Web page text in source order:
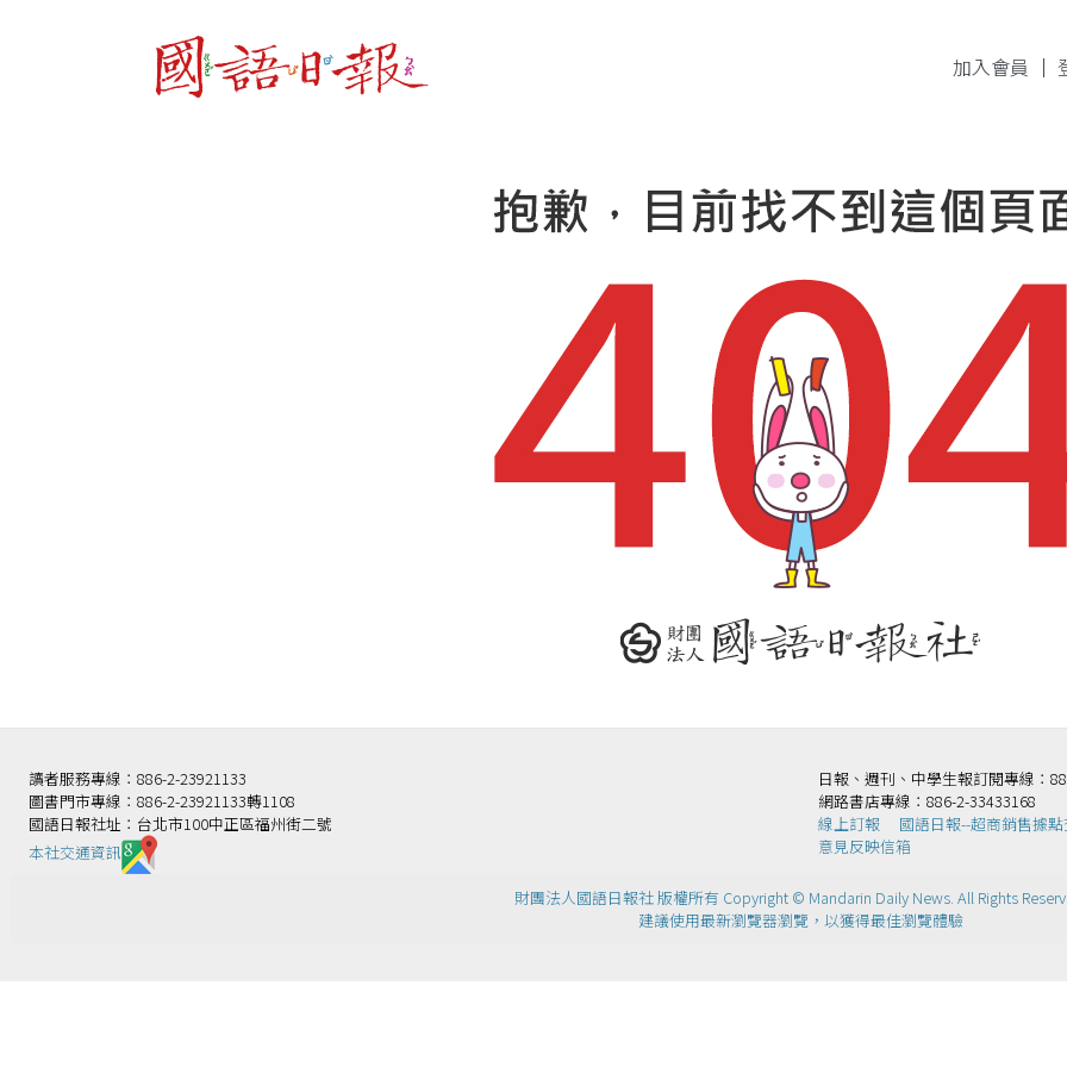
加入會員 ｜
讀者服務專線：886-2-23921133
圖書門市專線：886-2-23921133轉1108
國語日報社址：台北市100中正區福州街二號
本社交通資訊️
日報、週刊、中學生報訂閱專線：
網路書店專線：886-2-33433168
線上訂報
國語日報--超商銷售據
意見反映信箱
財團法人國語日報社 版權所有 Copyright © Mandarin Daily News. All Rights
建議使用最新瀏覽器瀏覽，以獲得最佳瀏覽體驗